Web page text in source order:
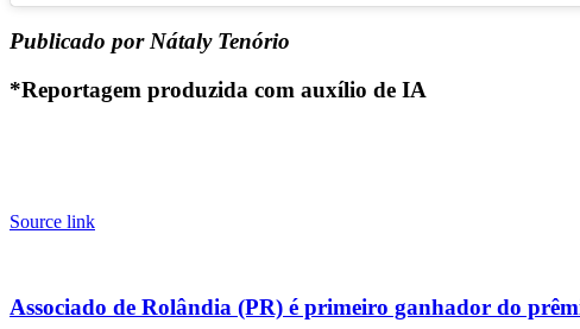
Publicado por Nátaly Tenório
*Reportagem produzida com auxílio de IA
Source link
Associado de Rolândia (PR) é primeiro ganhador do